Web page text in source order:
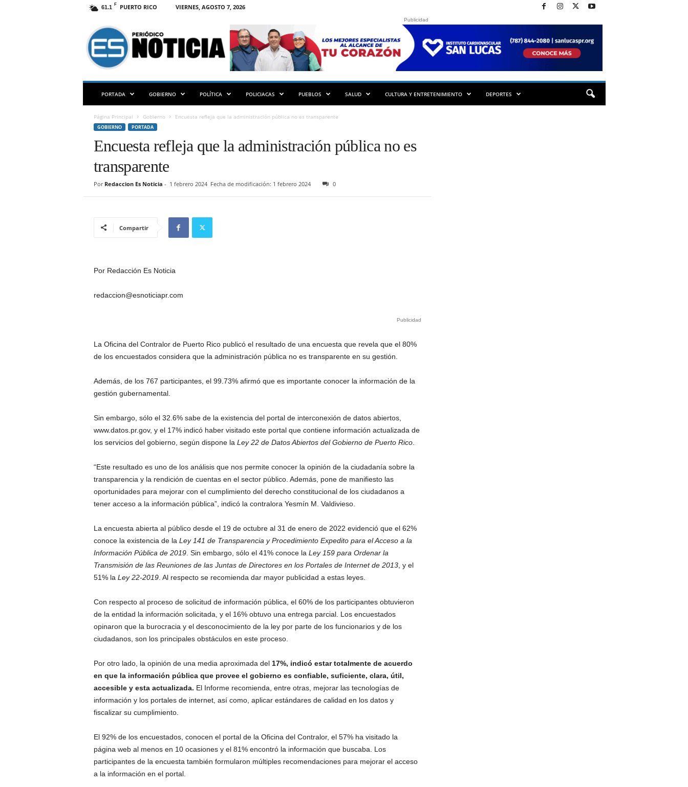
61.1 F PUERTO RICO VIERNES, AGOSTO 7, 2026
S
N
O
Publicidad
PORTADA GOBIERNO POLÍTICA POLICIACAS PUEBLOS SALUD CULTURA Y ENTRETENIMIENTO DEPORTES
Página Principal Gobierno Encuesta refleja que la administración pública no es transparente
GOBIERNO PORTADA
Encuesta refleja que la administración pública no es
transparente
Por Redaccion Es Noticia - 1 febrero 2024 Fecha de modificación: 1 febrero 2024 0
Compartir
Por Redacción Es Noticia
redaccion@esnoticiapr.com
Publicidad
La Oficina del Contralor de Puerto Rico publicó el resultado de una encuesta que revela que el 80%
de los encuestados considera que la administración pública no es transparente en su gestión.
Además, de los 767 participantes, el 99.73% afirmó que es importante conocer la información de la
gestión gubernamental.
Sin embargo, sólo el 32.6% sabe de la existencia del portal de interconexión de datos abiertos,
www.datos.pr.gov, y el 17% indicó haber visitado este portal que contiene información actualizada de
los servicios del gobierno, según dispone la Ley 22 de Datos Abiertos del Gobierno de Puerto Rico.
“Este resultado es uno de los análisis que nos permite conocer la opinión de la ciudadanía sobre la
transparencia y la rendición de cuentas en el sector público. Además, pone de manifiesto las
oportunidades para mejorar con el cumplimiento del derecho constitucional de los ciudadanos a
tener acceso a la información pública”, indicó la contralora Yesmín M. Valdivieso.
La encuesta abierta al público desde el 19 de octubre al 31 de enero de 2022 evidenció que el 62%
conoce la existencia de la Ley 141 de Transparencia y Procedimiento Expedito para el Acceso a la
Información Pública de 2019. Sin embargo, sólo el 41% conoce la Ley 159 para Ordenar la
Transmisión de las Reuniones de las Juntas de Directores en los Portales de Internet de 2013, y el
51% la Ley 22-2019. Al respecto se recomienda dar mayor publicidad a estas leyes.
Con respecto al proceso de solicitud de información pública, el 60% de los participantes obtuvieron
de la entidad la información solicitada, y el 16% obtuvo una entrega parcial. Los encuestados
opinaron que la burocracia y el desconocimiento de la ley por parte de los funcionarios y de los
ciudadanos, son los principales obstáculos en este proceso.
Por otro lado, la opinión de una media aproximada del 17%, indicó estar totalmente de acuerdo
en que la información pública que provee el gobierno es confiable, suficiente, clara, útil,
accesible y esta actualizada. El Informe recomienda, entre otras, mejorar las tecnologías de
información y los portales de internet, así como, aplicar estándares de calidad en los datos y
fiscalizar su cumplimiento.
El 92% de los encuestados, conocen el portal de la Oficina del Contralor, el 57% ha visitado la
página web al menos en 10 ocasiones y el 81% encontró la información que buscaba. Los
participantes de la encuesta también formularon múltiples recomendaciones para mejorar el acceso
a la información en el portal.